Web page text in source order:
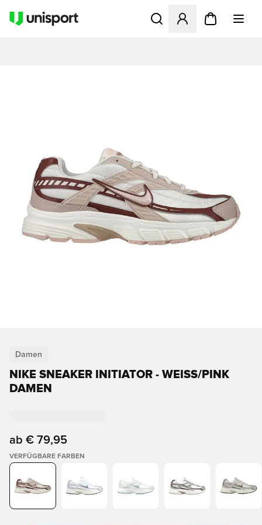
Öffnet ein Fenster zum
Damen
NIKE SNEAKER INITIATOR - WEISS/PINK D
AMEN
ab € 79,95
VERFÜGBARE FARBEN